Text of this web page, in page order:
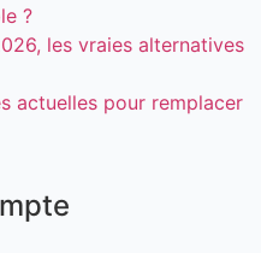
?
les vraies alternatives
actuelles pour remplacer